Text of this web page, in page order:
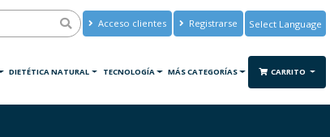
Acceso clientes Registrarse
Translate
DIETÉTICA NATURAL TECNOLOGÍA MÁS CATEGORÍAS CARRITO